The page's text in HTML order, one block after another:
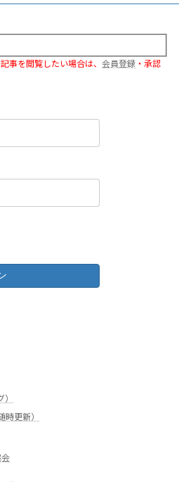
事を閲覧したい場合は、 会員登録 ・承認
更新）